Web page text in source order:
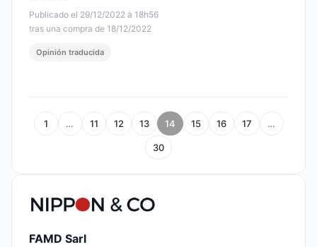
Publicado el 29/12/2022 à 18h56
tras una compra de 18/12/2022
Opinión traducida
1 … 11 12 13 14 15 16 17 …
30
FAMD Sarl